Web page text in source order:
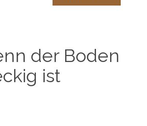
der Boden
ist